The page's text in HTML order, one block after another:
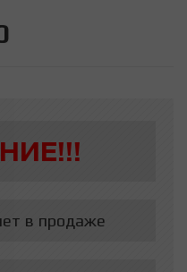
в продаже